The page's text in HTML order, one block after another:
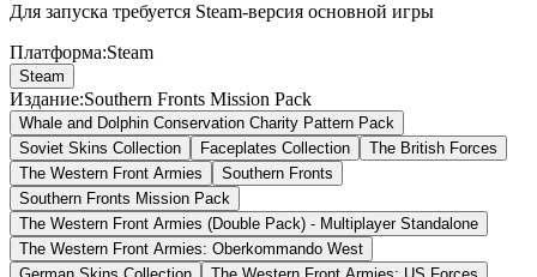
Для запуска требуется Steam-версия основной игры
Платформа:Steam
Steam
Издание:Southern Fronts Mission Pack
Whale and Dolphin Conservation Charity Pattern Pack
Soviet Skins Collection
Faceplates Collection
The British Forces
The Western Front Armies
Southern Fronts
Southern Fronts Mission Pack
The Western Front Armies (Double Pack) - Multiplayer Standalone
The Western Front Armies: Oberkommando West